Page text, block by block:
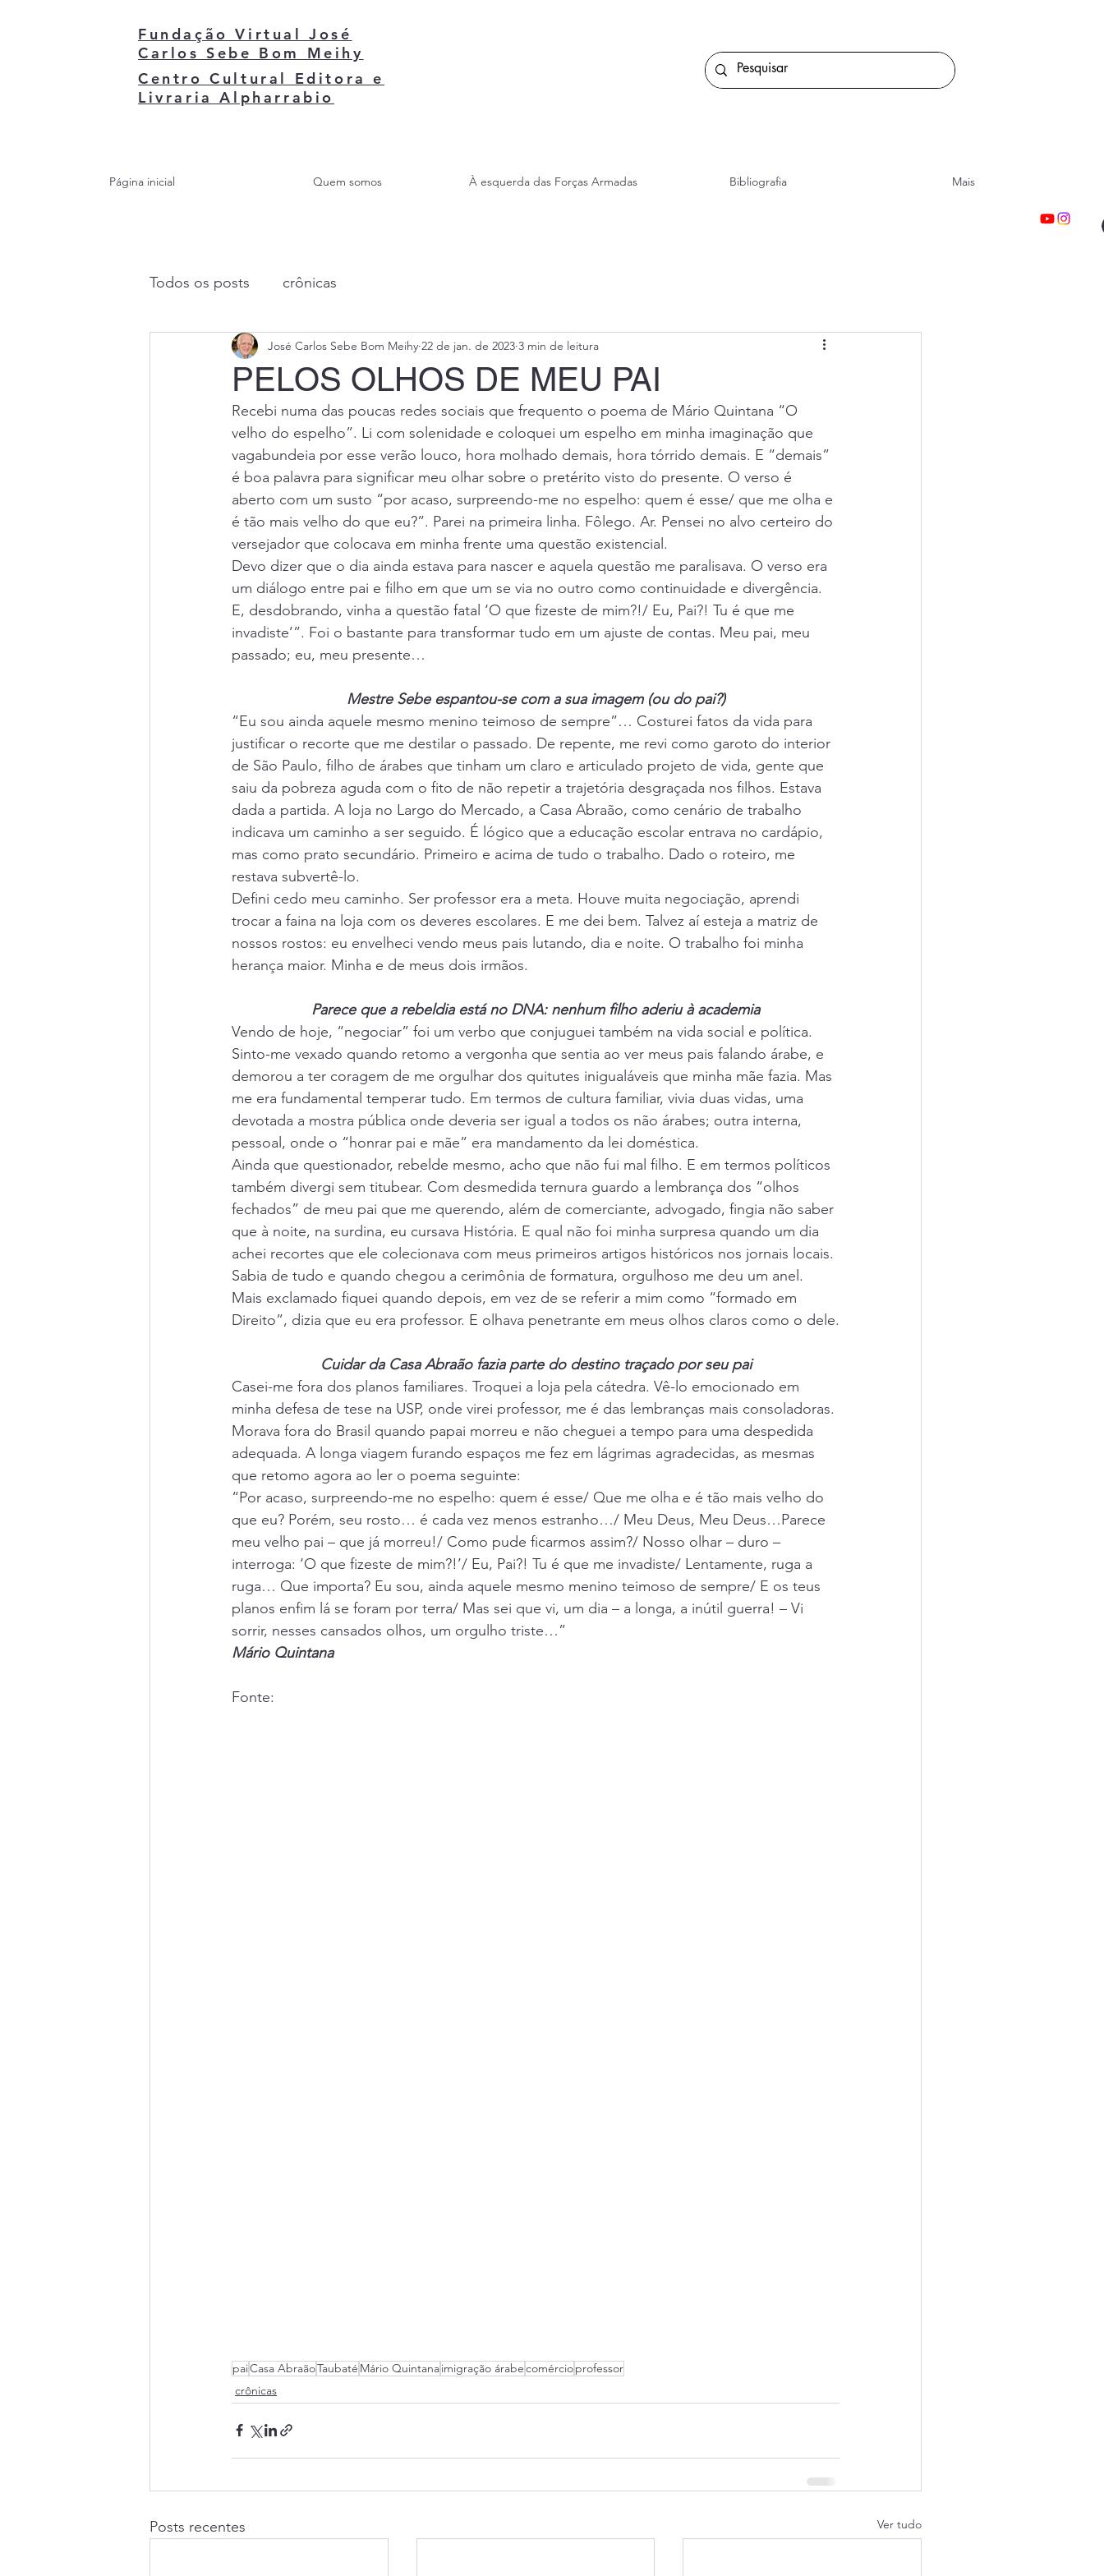
Fundação Virtual José
Carlos Sebe Bom Meihy
Centro Cultural Editora e
Livraria Alpharrabio
Página inicial Quem somos À esquerda das Forças Armadas Bibliografia Mais
Todos os posts crônicas
PELOS OLHOS DE MEU PAI
José Carlos Sebe Bom Meihy 22 de jan. de 2023 3 min de leitura
Recebi numa das poucas redes sociais que frequento o poema de Mário Quintana “O
velho do espelho”. Li com solenidade e coloquei um espelho em minha imaginação que
vagabundeia por esse verão louco, hora molhado demais, hora tórrido demais. E “demais”
é boa palavra para significar meu olhar sobre o pretérito visto do presente. O verso é
aberto com um susto “por acaso, surpreendo-me no espelho: quem é esse/ que me olha e
é tão mais velho do que eu?”. Parei na primeira linha. Fôlego. Ar. Pensei no alvo certeiro do
versejador que colocava em minha frente uma questão existencial.
Devo dizer que o dia ainda estava para nascer e aquela questão me paralisava. O verso era
um diálogo entre pai e filho em que um se via no outro como continuidade e divergência.
E, desdobrando, vinha a questão fatal ‘O que fizeste de mim?!/ Eu, Pai?! Tu é que me
invadiste’”. Foi o bastante para transformar tudo em um ajuste de contas. Meu pai, meu
passado; eu, meu presente…
Mestre Sebe espantou-se com a sua imagem (ou do pai?)
“Eu sou ainda aquele mesmo menino teimoso de sempre”… Costurei fatos da vida para
justificar o recorte que me destilar o passado. De repente, me revi como garoto do interior
de São Paulo, filho de árabes que tinham um claro e articulado projeto de vida, gente que
saiu da pobreza aguda com o fito de não repetir a trajetória desgraçada nos filhos. Estava
dada a partida. A loja no Largo do Mercado, a Casa Abraão, como cenário de trabalho
indicava um caminho a ser seguido. É lógico que a educação escolar entrava no cardápio,
mas como prato secundário. Primeiro e acima de tudo o trabalho. Dado o roteiro, me
restava subvertê-lo.
Defini cedo meu caminho. Ser professor era a meta. Houve muita negociação, aprendi
trocar a faina na loja com os deveres escolares. E me dei bem. Talvez aí esteja a matriz de
nossos rostos: eu envelheci vendo meus pais lutando, dia e noite. O trabalho foi minha
herança maior. Minha e de meus dois irmãos.
Parece que a rebeldia está no DNA: nenhum filho aderiu à academia
Vendo de hoje, “negociar” foi um verbo que conjuguei também na vida social e política.
Sinto-me vexado quando retomo a vergonha que sentia ao ver meus pais falando árabe, e
demorou a ter coragem de me orgulhar dos quitutes inigualáveis que minha mãe fazia. Mas
me era fundamental temperar tudo. Em termos de cultura familiar, vivia duas vidas, uma
devotada a mostra pública onde deveria ser igual a todos os não árabes; outra interna,
pessoal, onde o “honrar pai e mãe” era mandamento da lei doméstica.
Ainda que questionador, rebelde mesmo, acho que não fui mal filho. E em termos políticos
também divergi sem titubear. Com desmedida ternura guardo a lembrança dos “olhos
fechados” de meu pai que me querendo, além de comerciante, advogado, fingia não saber
que à noite, na surdina, eu cursava História. E qual não foi minha surpresa quando um dia
achei recortes que ele colecionava com meus primeiros artigos históricos nos jornais locais.
Sabia de tudo e quando chegou a cerimônia de formatura, orgulhoso me deu um anel.
Mais exclamado fiquei quando depois, em vez de se referir a mim como “formado em
Direito”, dizia que eu era professor. E olhava penetrante em meus olhos claros como o dele.
Cuidar da Casa Abraão fazia parte do destino traçado por seu pai
Casei-me fora dos planos familiares. Troquei a loja pela cátedra. Vê-lo emocionado em
minha defesa de tese na USP, onde virei professor, me é das lembranças mais consoladoras.
Morava fora do Brasil quando papai morreu e não cheguei a tempo para uma despedida
adequada. A longa viagem furando espaços me fez em lágrimas agradecidas, as mesmas
que retomo agora ao ler o poema seguinte:
“Por acaso, surpreendo-me no espelho: quem é esse/ Que me olha e é tão mais velho do
que eu? Porém, seu rosto… é cada vez menos estranho…/ Meu Deus, Meu Deus…Parece
meu velho pai – que já morreu!/ Como pude ficarmos assim?/ Nosso olhar – duro –
interroga: ‘O que fizeste de mim?!’/ Eu, Pai?! Tu é que me invadiste/ Lentamente, ruga a
ruga… Que importa? Eu sou, ainda aquele mesmo menino teimoso de sempre/ E os teus
planos enfim lá se foram por terra/ Mas sei que vi, um dia – a longa, a inútil guerra! – Vi
sorrir, nesses cansados olhos, um orgulho triste…”
Mário Quintana
Fonte:
paiCasa AbraãoTaubaté Mário Quintanaimigração árabecomércioprofessor
crônicas
Posts recentes Ver tudo